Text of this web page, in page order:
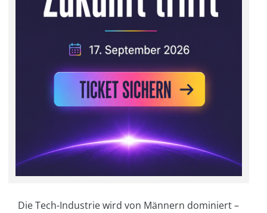
Die Tech-Industrie wird von Männern dominiert –